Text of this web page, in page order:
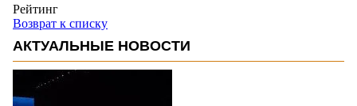
Рейтинг
Возврат к списку
АКТУАЛЬНЫЕ НОВОСТИ